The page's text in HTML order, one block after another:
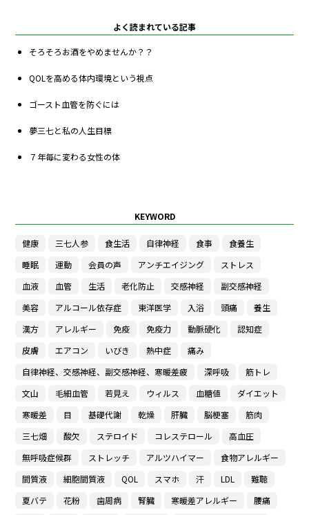
よく読まれている記事
そろそろお酒をやめませんか？？
QOLを高める体内環境という視点
ゴースト血管を防ぐには
夢三七と私の人生目標
７年毎に変わる女性の体
KEYWORD
健康 三七人参 食生活 自律神経 食事
食養生
睡眠
運動 会員の声 アンチエイジング
ストレス
血液
血管 生活 老化防止 交感神経
副交感神経
美容
アルコール依存症 東洋医学 入浴 頭痛
養生
漢方
アレルギー 免疫 免疫力 動脈硬化
認知症
皮膚
エアコン いびき 熱中症
痛み
自律神経、交感神経、副交感神経、寒暖差疲
深呼吸
筋トレ
文山
毛細血管 若見え ウィルス 血糖値
ダイエット
寒暖差
目 基礎代謝 乾燥 肝臓 脳梗塞
筋肉
三七畑
酸欠 ステロイド コレステロール
高血圧
無呼吸症候群
ストレッチ アルツハイマー
食物アレルギー
間質液
細胞間質液 QOL スマホ 汗 LDL
難聴
夏バテ
花粉 歯周病 腎臓 寒暖差アレルギー
腰痛